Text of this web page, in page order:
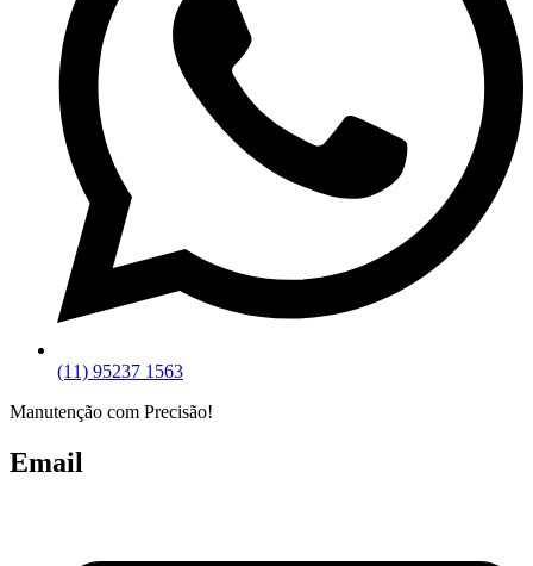
(11) 95237 1563
Manutenção com Precisão!
Email